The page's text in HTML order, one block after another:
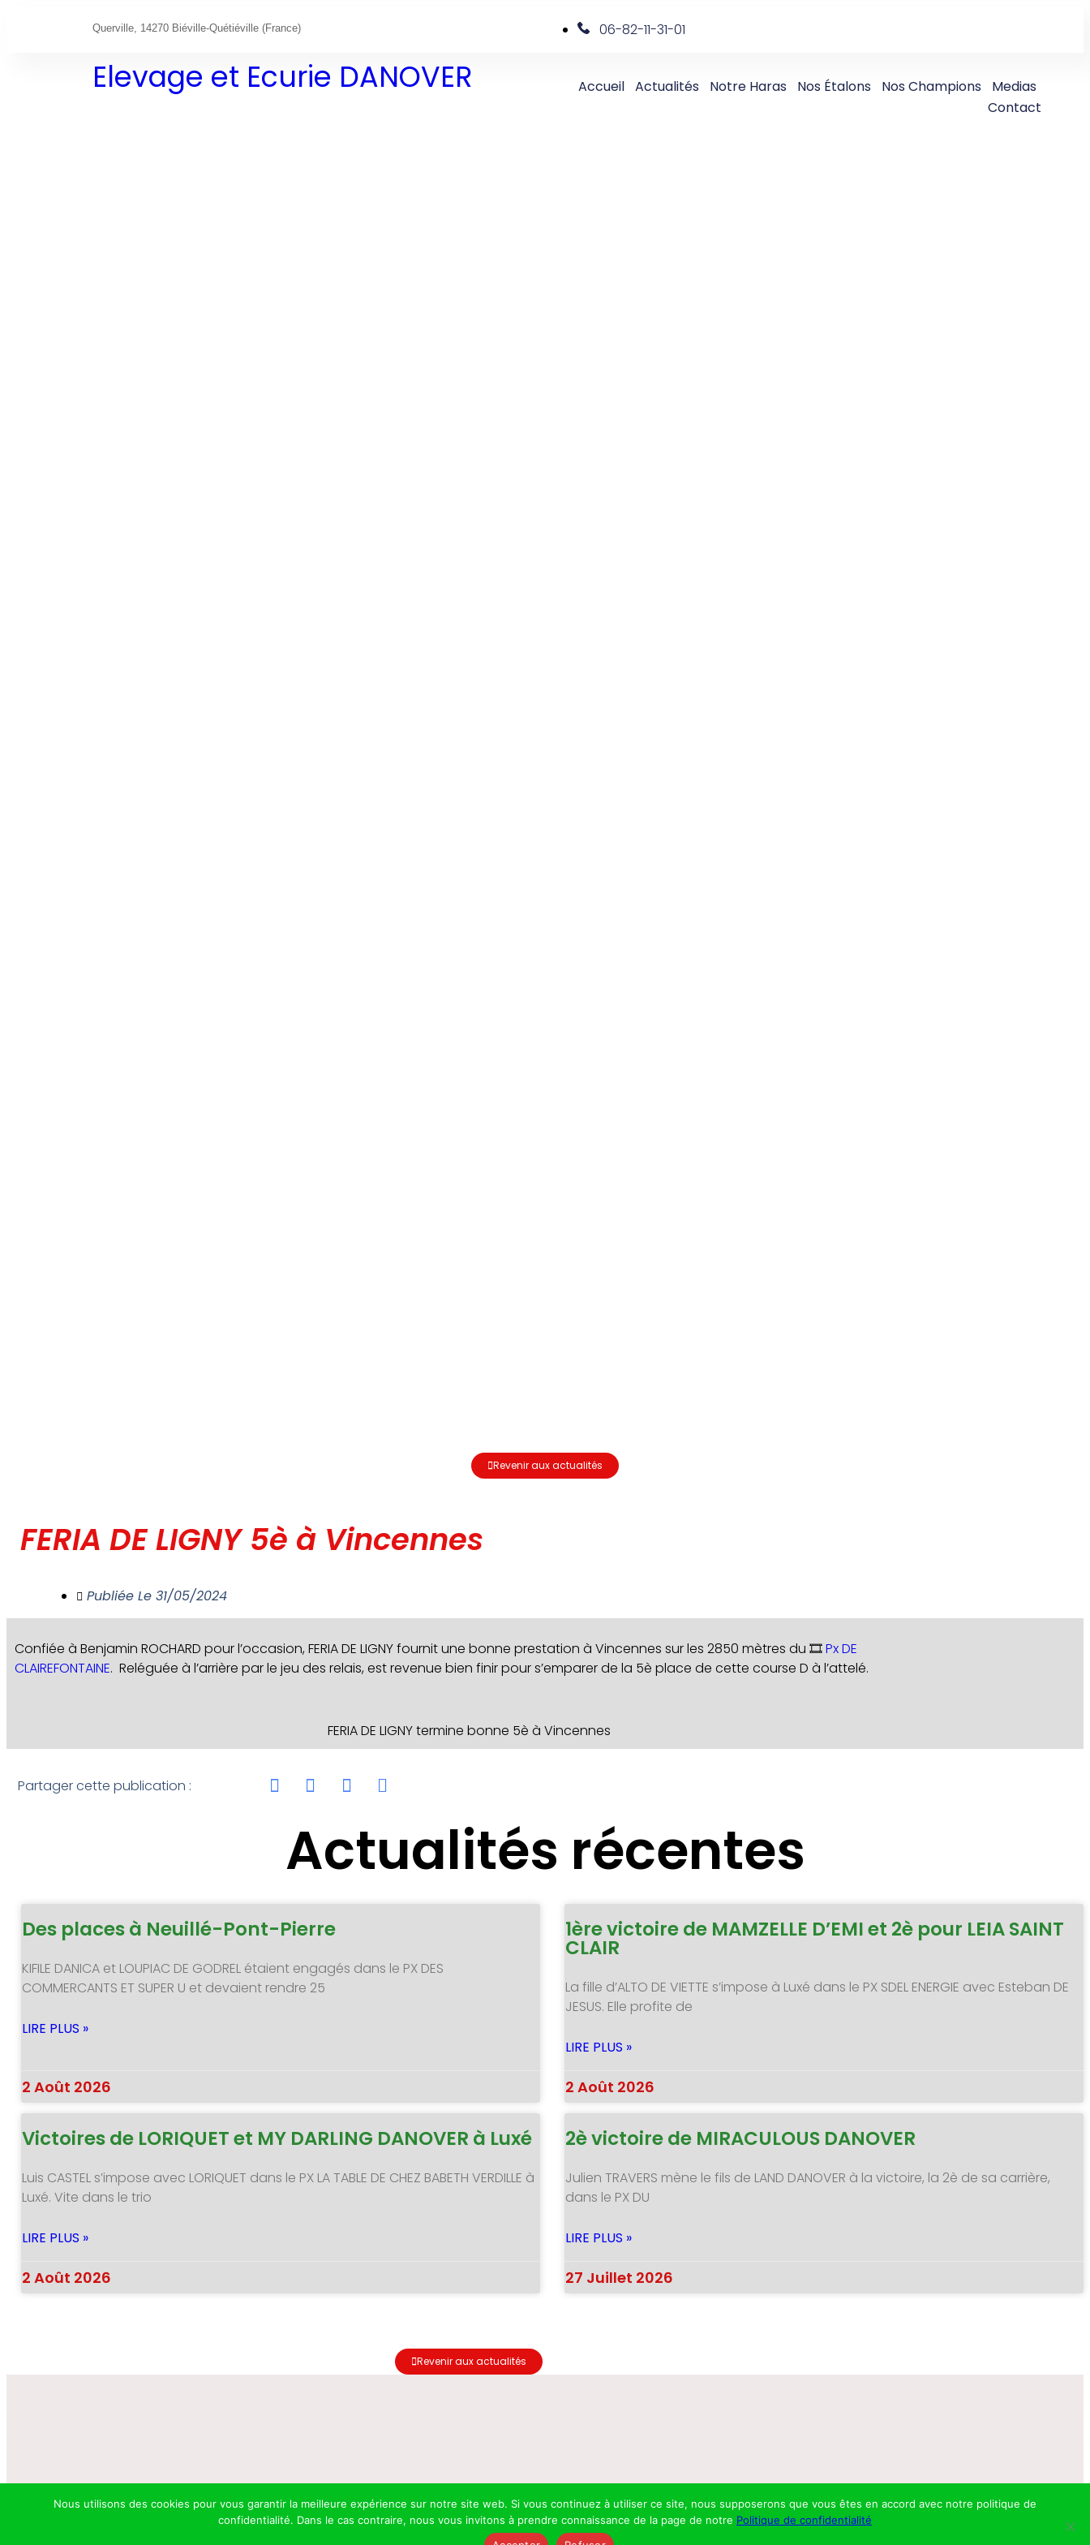
Querville, 14270 Biéville-Quétiéville (France) 06-82-11-31-01
Elevage et Ecurie DANOVER Accueil Actualités Notre Haras Nos Étalons Nos Champions
Medias
Contact
Revenir aux actualités
FERIA DE LIGNY 5è à Vincennes
Publiée Le 31/05/2024
Confiée à Benjamin ROCHARD pour l’occasion, FERIA DE LIGNY fournit une bonne prestation à Vincennes sur les 2850 mètres du 🎞️Px DE
CLAIREFONTAINE. Reléguée à l’arrière par le jeu des relais, est revenue bien finir pour s’emparer de la 5è place de cette course D à l’attelé.
FERIA DE LIGNY termine bonne 5è à Vincennes
Partager cette publication :
Actualités récentes
Des places à Neuillé-Pont-Pierre
KIFILE DANICA et LOUPIAC DE GODREL étaient engagés dans le PX DES
COMMERCANTS ET SUPER U et devaient rendre 25
LIRE PLUS »
2 Août 2026
1ère victoire de MAMZELLE D’EMI et 2è pour LEIA SAINT
CLAIR
La fille d’ALTO DE VIETTE s’impose à Luxé dans le PX SDEL ENERGIE avec Esteban DE
JESUS. Elle profite de
LIRE PLUS »
2 Août 2026
Victoires de LORIQUET et MY DARLING DANOVER à Luxé
Luis CASTEL s’impose avec LORIQUET dans le PX LA TABLE DE CHEZ BABETH VERDILLE à
Luxé. Vite dans le trio
LIRE PLUS »
2 Août 2026
2è victoire de MIRACULOUS DANOVER
Julien TRAVERS mène le fils de LAND DANOVER à la victoire, la 2è de sa carrière,
dans le PX DU
LIRE PLUS »
27 Juillet 2026
Revenir aux actualités
Nous utilisons des cookies pour vous garantir la meilleure expérience sur notre site web. Si vous continuez à utiliser ce site, nous supposerons que vous êtes en accord avec notre politique de
confidentialité. Dans le cas contraire, nous vous invitons à prendre connaissance de la page de notre Politique de confidentialité